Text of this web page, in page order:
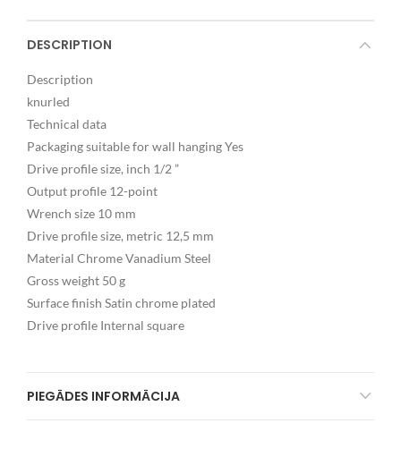
DESCRIPTION
Description
knurled
Technical data
Packaging suitable for wall hanging Yes
Drive profile size, inch 1/2 ”
Output profile 12-point
Wrench size 10 mm
Drive profile size, metric 12,5 mm
Material Chrome Vanadium Steel
Gross weight 50 g
Surface finish Satin chrome plated
Drive profile Internal square
PIEGĀDES INFORMĀCIJA